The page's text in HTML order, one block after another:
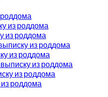
из роддома
из роддома
из роддома
из роддома
из роддома
из роддома
роддома